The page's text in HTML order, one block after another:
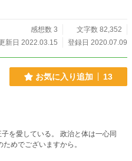
☆マークのある話はエッチシーンあ
感想数 3
文字数 82,352
新日 2022.03.15
登録日 2020.07.09
お気に入り追加 13
。 政治と体は一心同
ためでございますから。